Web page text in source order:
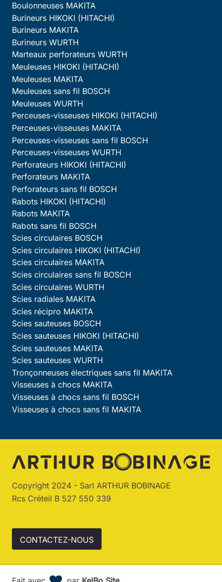
Boulonneuses MAKITA
Burineurs HIKOKI (HITACHI)
Burineurs MAKITA
Burineurs WURTH
Marteaux perforateurs WURTH
Meuleuses HIKOKI (HITACHI)
Meuleuses MAKITA
Meuleuses sans fil BOSCH
Meuleuses WURTH
Perceuses-visseuses HIKOKI (HITACHI)
Perceuses-visseuses MAKITA
Perceuses-visseuses sans fil BOSCH
Perceuses-visseuses WURTH
Perforateurs HIKOKI (HITACHI)
Perforateurs MAKITA
Perforateurs sans fil BOSCH
Rabots HIKOKI (HITACHI)
Rabots MAKITA
Rabots sans fil BOSCH
Scies circulaires BOSCH
Scies circulaires HIKOKI (HITACHI)
Scies circulaires MAKITA
Scies circulaires sans fil BOSCH
Scies circulaires WURTH
Scies radiales MAKITA
Scies récipro MAKITA
Scies sauteuses BOSCH
Scies sauteuses HIKOKI (HITACHI)
Scies sauteuses MAKITA
Scies sauteuses WURTH
Tronçonneuses électriques sans fil MAKITA
Visseuses à chocs MAKITA
Visseuses à chocs sans fil BOSCH
Visseuses à chocs sans fil MAKITA
Copyright 2024 - Sarl ARTHUR BOBINAGE
Rcs Créteil B 527 550 339
CONTACTEZ-NOUS